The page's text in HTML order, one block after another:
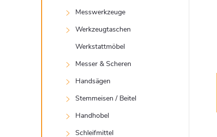
Messwerkzeuge
Werkzeugtaschen
Werkstattmöbel
Messer & Scheren
Handsägen
Stemmeisen / Beitel
Handhobel
Schleifmittel